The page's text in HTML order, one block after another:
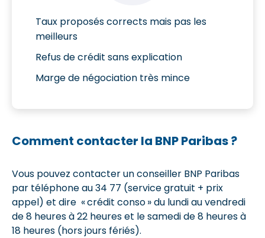
Taux proposés corrects mais pas les
meilleurs
Refus de crédit sans explication
Marge de négociation très mince
Comment contacter la BNP Paribas ?
Vous pouvez contacter un conseiller BNP Paribas
par téléphone au 34 77 (service gratuit + prix
appel) et dire « crédit conso » du lundi au vendredi
de 8 heures à 22 heures et le samedi de 8 heures à
18 heures (hors jours fériés).